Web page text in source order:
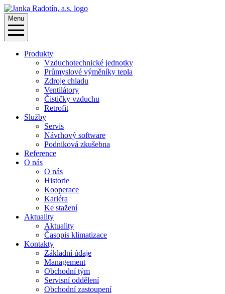
Menu
Produkty
Vzduchotechnické jednotky
Průmyslové výměníky tepla
Zdroje chladu
Ventilátory
Čističky vzduchu
Retrofit
Služby
Servis
Návrhový software
Podniková zkušebna
Reference
O nás
O nás
Historie
Kooperace
Kariéra
Ke stažení
Aktuality
Aktuality
Časopis klimatizace
Kontakty
Základní údaje
Management
Obchodní tým
Servisní oddělení
Obchodní zastoupení